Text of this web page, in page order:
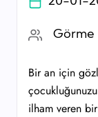
Bir an için gözlerinizi
ilham veren bir